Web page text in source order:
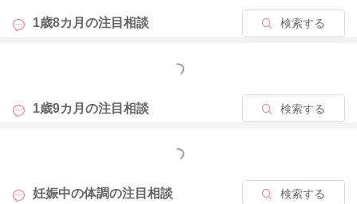
す。また、ご妊娠に伴うホルモンのバランスの変化や心理状態
が関係しているのではないかと考えられます。悪阻が辛い時に
けど割り切っていただいて、少しリラックスして、好きな音楽
過ごせる方法が見つかるといいですね。お大事になさってくだ
2024/7/2 5:58
1歳8カ月の注目相談 検索する
もっと見る
1歳9カ月の注目相談 検索する
もっと見る
妊娠中の体調の注目相談 検索する